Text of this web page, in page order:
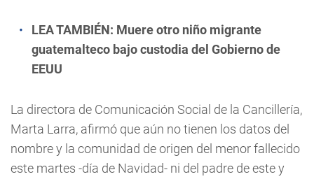
LEA TAMBIÉN: Muere otro niño migrante
guatemalteco bajo custodia del Gobierno de
EEUU
La directora de Comunicación Social de la Cancillería,
Marta Larra, afirmó que aún no tienen los datos del
nombre y la comunidad de origen del menor fallecido
este martes -día de Navidad- ni del padre de este y